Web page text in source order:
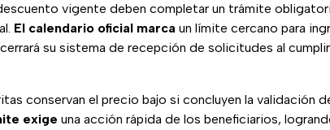
vigente deben completar un trámite
El calendario oficial marca un límite cercano para
su sistema de recepción de solicitudes al
conservan el precio bajo si concluyen la validación
exige una acción rápida de los beneficiarios,